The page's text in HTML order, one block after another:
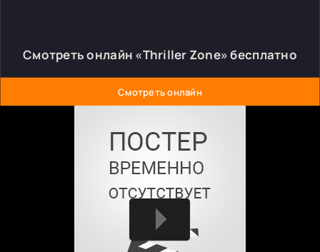
Смотреть онлайн «Thriller Zone» бесплатно
Смотреть онлайн